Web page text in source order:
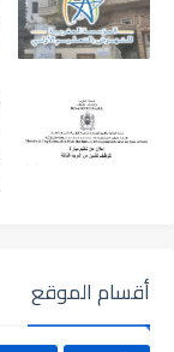
أقسام الموقع